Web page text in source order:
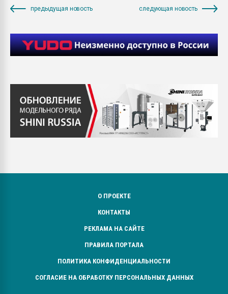
предыдущая новость следующая новость
О ПРОЕКТЕ
КОНТАКТЫ
РЕКЛАМА НА САЙТЕ
ПРАВИЛА ПОРТАЛА
ПОЛИТИКА КОНФИДЕНЦИАЛЬНОСТИ
СОГЛАСИЕ НА ОБРАБОТКУ ПЕРСОНАЛЬНЫХ ДАННЫХ